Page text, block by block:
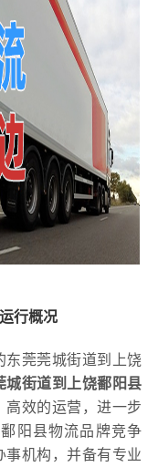
行概况
莞莞城街道到上饶
城街道到上饶鄱阳县
高效的运营，进一步
阳县物流品牌竞争
事机构，并备有专业